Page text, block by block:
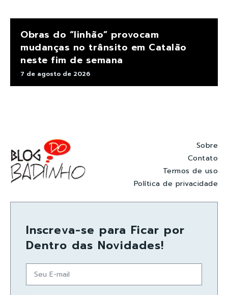
Obras do “linhão” provocam
mudanças no trânsito em Catalão
neste fim de semana
7 de agosto de 2026
Sobre
Contato
Termos de uso
Política de privacidade
Inscreva-se para Ficar por
Dentro das Novidades!